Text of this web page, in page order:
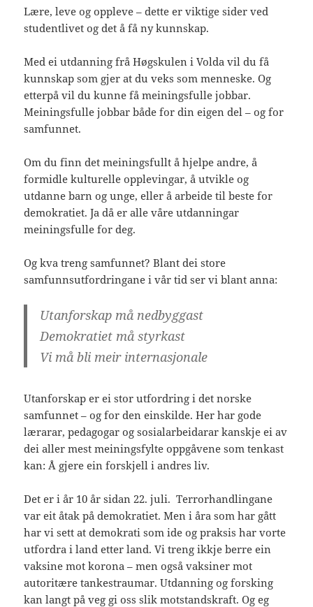
Lære, leve og oppleve – dette er viktige sider ved
studentlivet og det å få ny kunnskap.
Med ei utdanning frå Høgskulen i Volda vil du få
kunnskap som gjer at du veks som menneske. Og
etterpå vil du kunne få meiningsfulle jobbar.
Meiningsfulle jobbar både for din eigen del – og for
samfunnet.
Om du finn det meiningsfullt å hjelpe andre, å
formidle kulturelle opplevingar, å utvikle og
utdanne barn og unge, eller å arbeide til beste for
demokratiet. Ja då er alle våre utdanningar
meiningsfulle for deg.
Og kva treng samfunnet? Blant dei store
samfunnsutfordringane i vår tid ser vi blant anna:
Utanforskap må nedbyggast
Demokratiet må styrkast
Vi må bli meir internasjonale
Utanforskap er ei stor utfordring i det norske
samfunnet – og for den einskilde. Her har gode
lærarar, pedagogar og sosialarbeidarar kanskje ei av
dei aller mest meiningsfylte oppgåvene som tenkast
kan: Å gjere ein forskjell i andres liv.
Det er i år 10 år sidan 22. juli. Terrorhandlingane
var eit åtak på demokratiet. Men i åra som har gått
har vi sett at demokrati som ide og praksis har vorte
utfordra i land etter land. Vi treng ikkje berre ein
vaksine mot korona – men også vaksiner mot
autoritære tankestraumar. Utdanning og forsking
kan langt på veg gi oss slik motstandskraft. Og eg